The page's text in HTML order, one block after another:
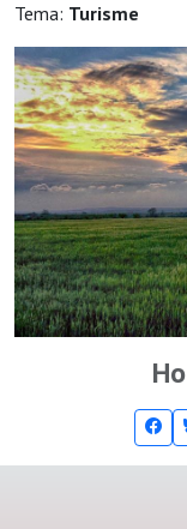
Tema: Turisme